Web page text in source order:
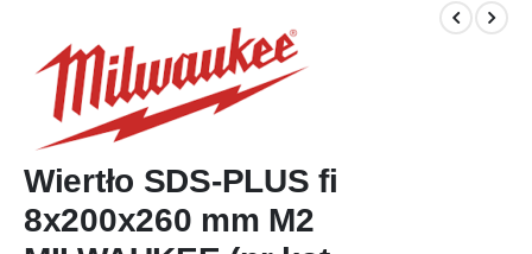
Wiertło SDS-PLUS fi
8x200x260 mm M2